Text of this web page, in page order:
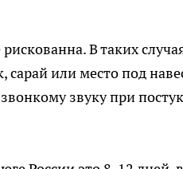
В таких
или место под
звуку при